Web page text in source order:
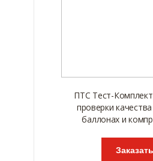
ПТС Тест-
проверки
баллонах и
Заказать